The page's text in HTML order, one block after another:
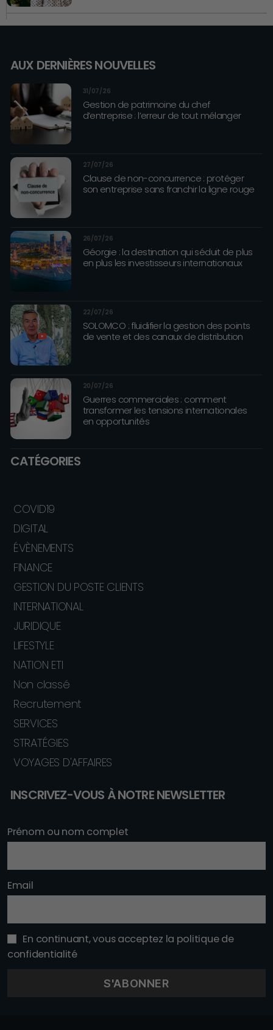
AUX DERNIÈRES NOUVELLES
31/07/26
Gestion de patrimoine du chef
d’entreprise : l’erreur de tout mélanger
27/07/26
Clause de non-concurrence : protéger
son entreprise sans franchir la ligne rouge
26/07/26
Géorgie : la destination qui séduit de plus
en plus les investisseurs internationaux
22/07/26
SOLOMCO : fluidifier la gestion des points
de vente et des canaux de distribution
20/07/26
Guerres commerciales : comment
transformer les tensions internationales
en opportunités
CATÉGORIES
COVID19
DIGITAL
ÉVÈNEMENTS
FINANCE
GESTION DU POSTE CLIENTS
INTERNATIONAL
JURIDIQUE
LIFESTYLE
NATION ETI
Non classé
Recrutement
SERVICES
STRATÉGIES
VOYAGES D'AFFAIRES
INSCRIVEZ-VOUS À NOTRE NEWSLETTER
Prénom ou nom complet
Email
En continuant, vous acceptez la politique de
confidentialité